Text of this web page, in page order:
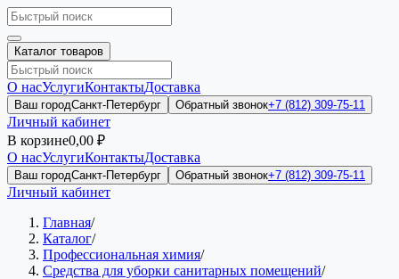
Каталог товаров
О насУслугиКонтактыДоставка
Ваш городСанкт-Петербург Обратный звонок+7 (812) 309-75-11
Личный кабинет
В корзине0,00 ₽
О насУслугиКонтактыДоставка
Ваш городСанкт-Петербург Обратный звонок+7 (812) 309-75-11
Личный кабинет
Главная/
Каталог/
Профессиональная химия/
Средства для уборки санитарных помещений/